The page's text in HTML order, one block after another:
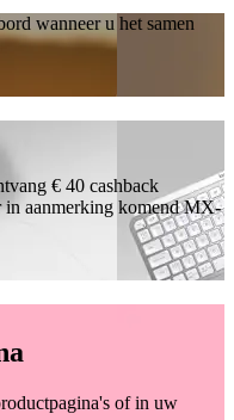
wanneer u het samen
€ 40 cashback
in aanmerking komend MX-
of in uw